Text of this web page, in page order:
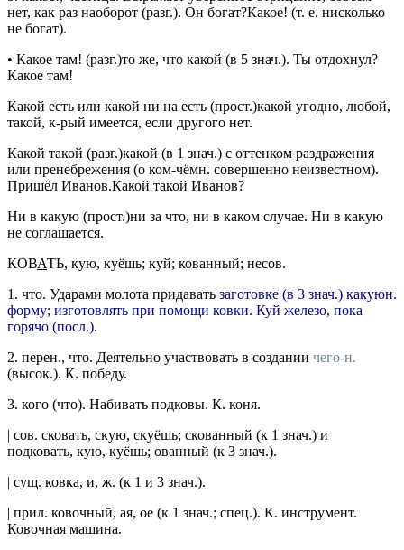
нет, как раз наоборот (разг.). Он богат?Какое! (т. е. нисколько
не богат).
• Какое там! (разг.)то же, что какой (в 5 знач.). Ты отдохнул?
Какое там!
Какой есть или какой ни на есть (прост.)какой угодно, любой,
такой, к-рый имеется, если другого нет.
Какой такой (разг.)какой (в 1 знач.) с оттенком раздражения
или пренебрежения (о ком-чёмн. совершенно неизвестном).
Пришёл Иванов.Какой такой Иванов?
Ни в какую (прост.)ни за что, ни в каком случае. Ни в какую
не соглашается.
КОВАТЬ, кую, куёшь; куй; кованный; несов.
1. что. Ударами молота придавать заготовке (в 3 знач.) какуюн.
форму; изготовлять при помощи ковки. Куй железо, пока
горячо (посл.).
2. перен., что. Деятельно участвовать в создании чего-н.
(высок.). К. победу.
3. кого (что). Набивать подковы. К. коня.
| сов. сковать, скую, скуёшь; скованный (к 1 знач.) и
подковать, кую, куёшь; ованный (к 3 знач.).
| сущ. ковка, и, ж. (к 1 и 3 знач.).
| прил. ковочный, ая, ое (к 1 знач.; спец.). К. инструмент.
Ковочная машина.